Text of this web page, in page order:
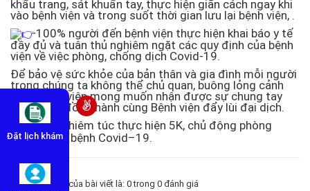
khẩu trang, sát khuẩn tay, thực hiện giãn cách ngay khi
vào bệnh viện và trong suốt thời gian lưu lại bệnh viện, .
100% người đến bệnh viện thực hiện khai báo y tế
đầy đủ và tuân thủ nghiêm ngặt các quy định của bệnh
viện về việc phòng, chống dịch Covid-19.
Để bảo vệ sức khỏe của bản thân và gia đình mỗi người
trong chúng ta không thể chủ quan, buông lỏng cảnh
giác. Bệnh viện mong muốn nhận được sự chung tay
chia sẻ và đồng hành cùng Bệnh viện đẩy lùi đại dịch.
Hãy nghiêm túc thực hiện 5K, chủ động phòng
chống dịch bệnh Covid–19.
Tổng số điểm của bài viết là: 0trong 0 đánh giá
Đặt lịch khám